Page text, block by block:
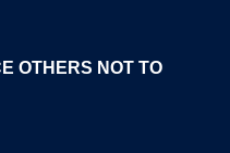
OTHERS NOT TO